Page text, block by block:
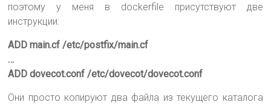
поэтому у меня в dockerfile присутствуют две
инструкции:
ADD main.cf /etc/postfix/main.cf
…
ADD dovecot.conf /etc/dovecot/dovecot.conf
Они просто копируют два файла из текущего каталога